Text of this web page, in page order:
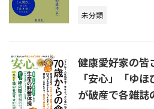
未分類
健康愛好家の皆
「安心」「ゆ
が破産で各雑誌